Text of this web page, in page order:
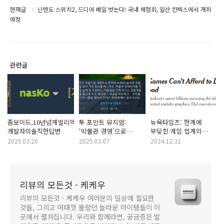
현재글
닌텐도 스위치2, 드디어 베일 벗는다! 국내 체험회, 일산 킨텍스에서 개최
예정
관련글
좀보이드,10년넘게얼리액세스인이유?
개발자의솔직한답변
2025.03.20
투 포인트 뮤지엄:
‘박물관 경영’으로
돌아온 스팀 신작,
2025.03.07
뉴욕타임즈: 한계에
부딪힌 게임 업계의
그래픽 향상, 새로운
2024.12.31
리뷰의 모든것 - 케케우
리뷰의 모든것 - 케케우 여러분의 일상에 필요한
것들, 그리고 여태껏 몰랐던 놀라운 아이템들이 이
곳에서 펼쳐집니다. 우리와 함께라면, 궁금증은 발